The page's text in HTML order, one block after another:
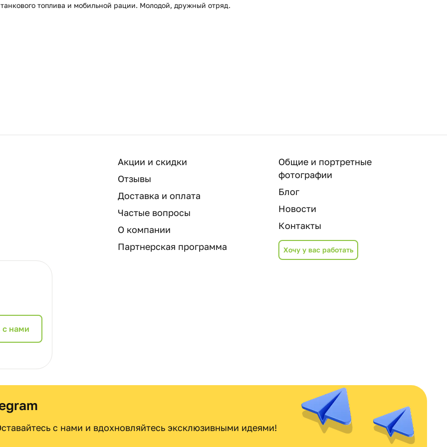
топлива и мобильной рации. Молодой, дружный отряд.
Акции и скидки
Отзывы
Доставка и оплата
Частые вопросы
О компании
Партнерская программа
Общие и портретные
фотографии
Блог
Новости
Контакты
Хочу у вас работать
с нами
с нами и вдохновляйтесь эксклюзивными идеями!